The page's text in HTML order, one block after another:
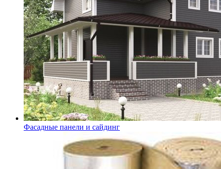
Фасадные панели и сайдинг